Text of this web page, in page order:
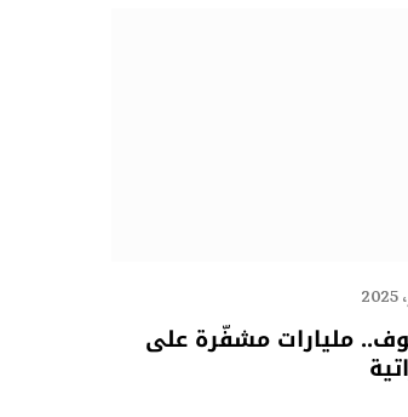
مليارات مشفّرة على